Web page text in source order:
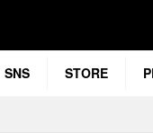
SNS STORE